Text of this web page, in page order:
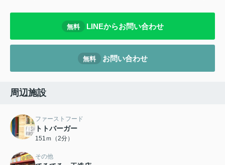
無料 LINEからお問い合わせ
無料 お問い合わせ
周辺施設
ファーストフード
トトバーガー
151ｍ（2分）
その他